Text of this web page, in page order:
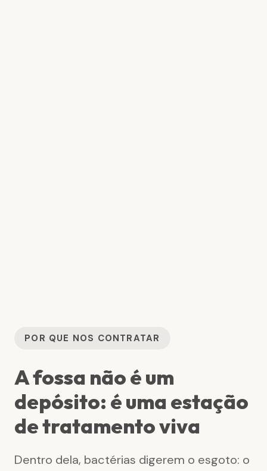
POR QUE NOS CONTRATAR
A fossa não é um
depósito: é uma estação
de tratamento viva
Dentro dela, bactérias digerem o esgoto: o